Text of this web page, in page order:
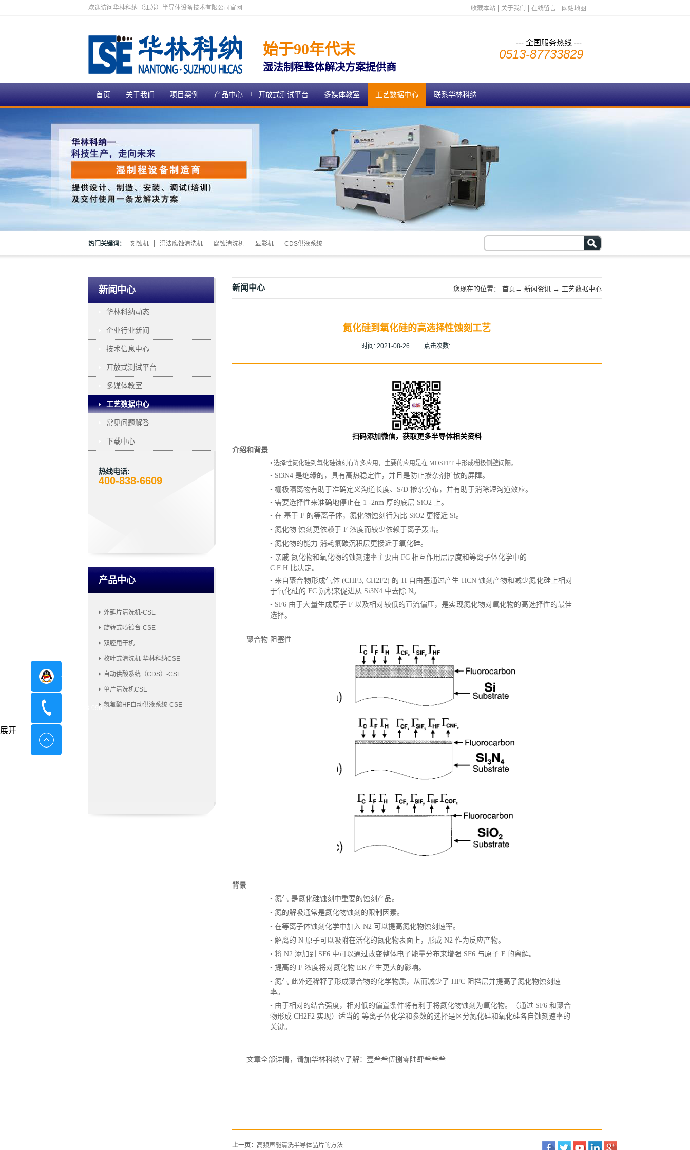
欢迎访问华林科纳（江苏）半导体设备技术有限公司官网 收藏本站 关于我们 在线留言 网站地图
始于90年代末
湿法制程整体解决方案提供商
--- 全国服务热线 ---
0513-87733829
首页 关于我们 项目案例 产品中心 开放式测试平台 多媒体教室 工艺数据中心 联系华林科纳
热门关键词： 刻蚀机 湿法腐蚀清洗机 腐蚀清洗机 显影机 CDS供液系统
新闻中心
华林科纳动态
企业行业新闻
技术信息中心
开放式测试平台
多媒体教室
工艺数据中心
常见问题解答
下载中心
热线电话:
400-838-6609
产品中心
外延片清洗机-CSE
旋转式喷镀台-CSE
双腔甩干机
枚叶式清洗机-华林科纳CSE
自动供酸系统（CDS）-CSE
单片清洗机CSE
氢氟酸HF自动供液系统-CSE
新闻中心 您现在的位置： 首页→ 新闻资讯 → 工艺数据中心
氮化硅到氧化硅的高选择性蚀刻工艺
时间: 2021-08-26 点击次数:
扫码添加微信，获取更多半导体相关资料
介绍和背景
• 选择性氮化硅到氧化硅蚀刻有许多应用，主要的应用是在 MOSFET 中形成栅极侧壁间隔。
• Si3N4 是绝缘的，具有高热稳定性，并且是防止掺杂剂扩散的屏障。
• 栅极隔离物有助于准确定义沟道长度、 S/D 掺杂分布，并有助于消除短沟道效应。
• 需要选择性来准确地停止在 1 -2nm 厚的底层 SiO2 上。
• 在 基于 F 的等离子体，氮化物蚀刻行为比 SiO2 更接近 Si。
• 氮化物 蚀刻更依赖于 F 浓度而较少依赖于离子轰击。
• 氮化物的能力 消耗氟碳沉积层更接近于氧化硅。
• 亲戚 氮化物和氧化物的蚀刻速率主要由 FC 相互作用层厚度和等离子体化学中的
C:F:H 比决定。
•来自聚合物形成气体 (CHF3, CH2F2) 的 H 自由基通过产生 HCN 蚀刻产物和减少氮化硅上相对
于氧化硅的 FC 沉积来促进从 Si3N4 中去除 N。
• SF6 由于大量生成原子 F 以及相对较低的直流偏压，是实现氮化物对氧化物的高选择性的最佳
选择。
聚合物 阻塞性
背景
• 氮气 是氮化硅蚀刻中重要的蚀刻产品。
• 氮的解吸通常是氮化物蚀刻的限制因素。
• 在等离子体蚀刻化学中加入 N2 可以提高氮化物蚀刻速率。
• 解离的 N 原子可以吸附在活化的氮化物表面上，形成 N2 作为反应产物。
• 将 N2 添加到 SF6 中可以通过改变整体电子能量分布来增强 SF6 与原子 F 的离解。
• 提高的 F 浓度将对氮化物 ER 产生更大的影响。
• 氮气 此外还稀释了形成聚合物的化学物质，从而减少了 HFC 阻挡层并提高了氮化物蚀刻速
率。
• 由于相对的结合强度，相对低的偏置条件将有利于将氮化物蚀刻为氧化物。（通过 SF6 和聚合
物形成 CH2F2 实现） 适当的 等离子体化学和参数的选择是区分氮化硅和氧化硅各自蚀刻速率的
关键。
文章全部详情，请加华林科纳V了解：壹叁叁伍捌零陆肆叁叁叁
上一页： 高频声能清洗半导体晶片的方法
在线咨询
400-8798-096
展开